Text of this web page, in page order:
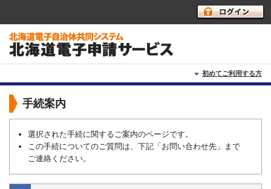
初めてご利用する方
初めて利用する方へ
利用上の注意
よくあるご質問
手続案内
選択された手続に関するご案内のページです。
この手続についてのご質問は、下記「お問い合わせ先」まで
ご連絡ください。